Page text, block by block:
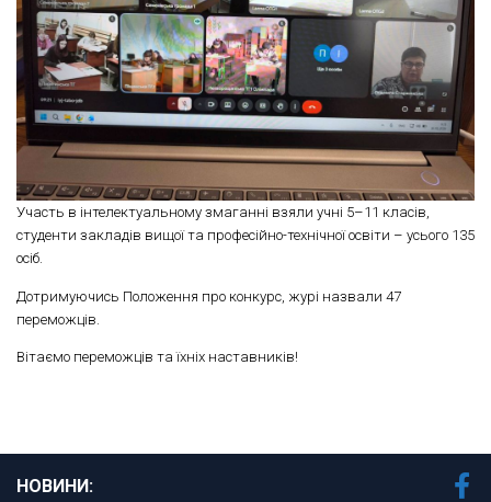
Участь в інтелектуальному змаганні взяли учні 5–11 класів,
студенти закладів вищої та професійно-технічної освіти – усього 135
осіб.
Дотримуючись Положення про конкурс, журі назвали 47
переможців.
Вітаємо переможців та їхніх наставників!
НОВИНИ: